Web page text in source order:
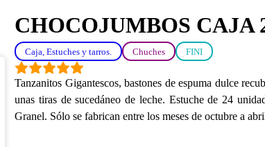
CHOCOJUMBOS CAJA
Caja, Estuches y tarros. Chuches FINI
Tanzanitos Gigantescos, bastones de espuma dulce
unas tiras de sucedáneo de leche. Estuche de 24
Granel. Sólo se fabrican entre los meses de octubre a